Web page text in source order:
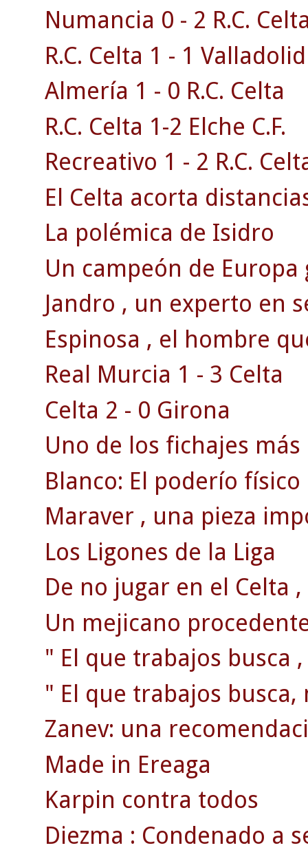
Numancia 0 - 2 R.C.
R.C. Celta 1 - 1
Almería 1 - 0 R.C. Celta
R.C. Celta 1-2 Elche C.F.
Recreativo 1 - 2 R.C.
El Celta acorta
La polémica de Isidro
Un campeón de Europa
Jandro , un experto en
Espinosa , el hombre
Real Murcia 1 - 3 Celta
Celta 2 - 0 Girona
Uno de los fichajes
Blanco: El poderío
Maraver , una pieza
Los Ligones de la Liga
De no jugar en el Celta
Un mejicano
" El que trabajos busca
" El que trabajos
Zanev: una
Made in Ereaga
Karpin contra todos
Diezma : Condenado a